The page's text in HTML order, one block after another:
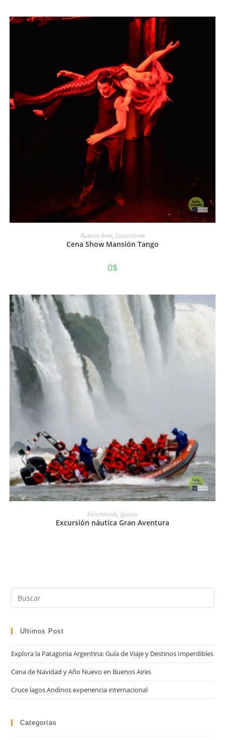
AÑADIR AL CARRITO
Buenos Aires, Excursiones
Cena Show Mansión Tango
0$
LEER MÁS
Excursiones, Iguazu
Excursión náutica Gran Aventura
Ultimos Post
Explora la Patagonia Argentina: Guía de Viaje y Destinos Imperdibles
Cena de Navidad y Año Nuevo en Buenos Aires
Cruce lagos Andinos experiencia internacional
Categorías